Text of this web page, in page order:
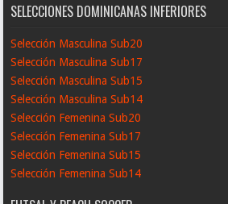
SELECCIONES DOMINICANAS INFERIORES
Selección Masculina Sub20
Selección Masculina Sub17
Selección Masculina Sub15
Selección Masculina Sub14
Selección Femenina Sub20
Selección Femenina Sub17
Selección Femenina Sub15
Selección Femenina Sub14